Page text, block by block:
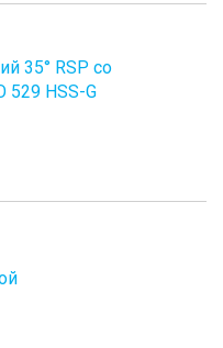
35° RSP со
529 HSS-G